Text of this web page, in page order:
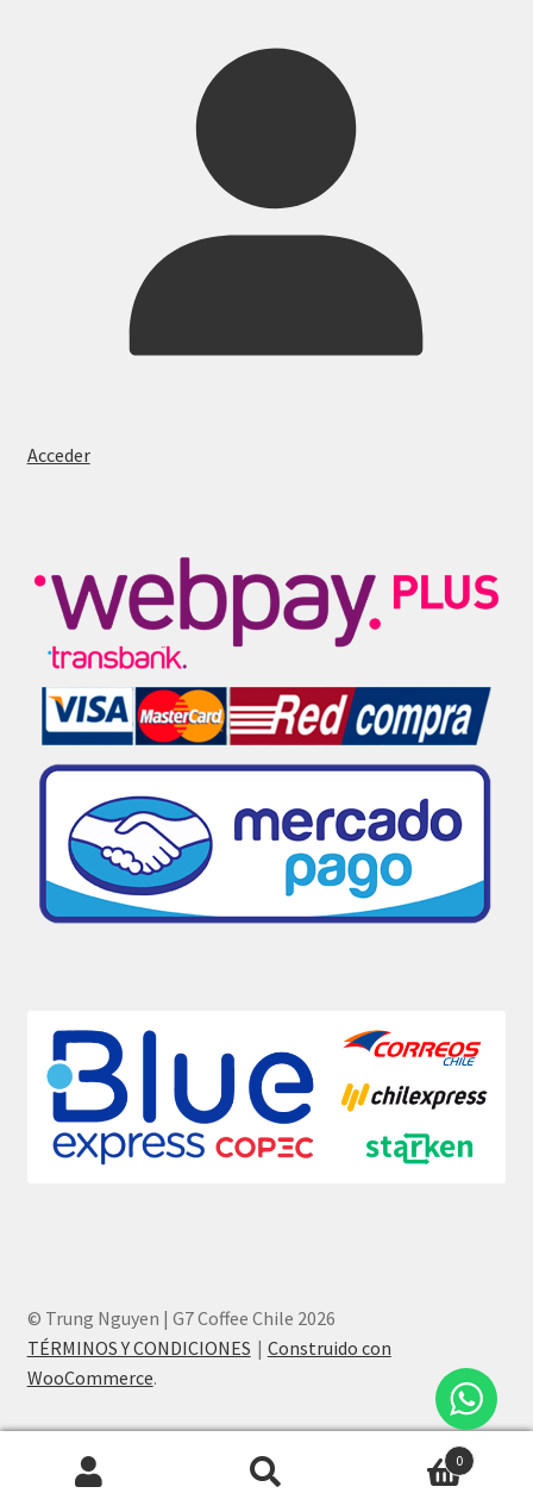
Acceder
© Trung Nguyen | G7 Coffee Chile 2026
TÉRMINOS Y CONDICIONES
Construido con
WooCommerce.
0